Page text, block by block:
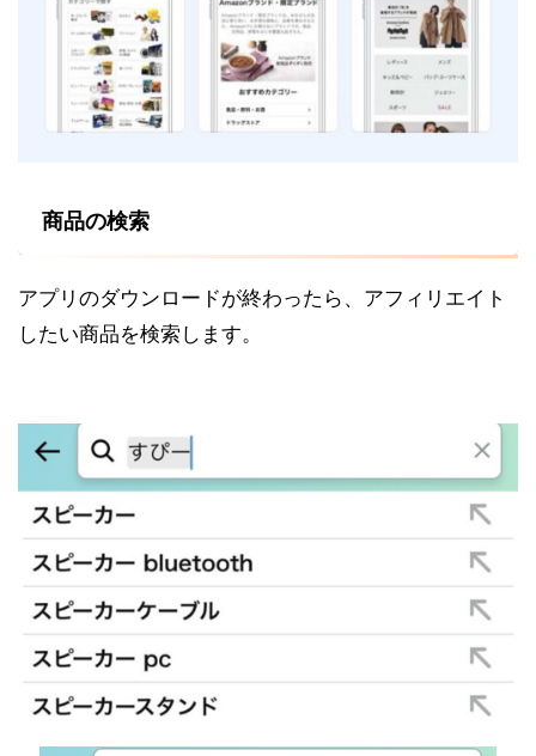
商品の検索
アプリのダウンロードが終わったら、アフィリエイト
したい商品を検索します。